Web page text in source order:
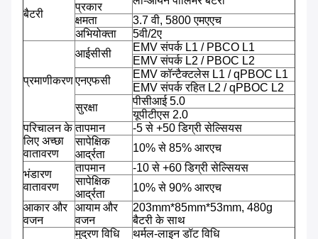
बैटरी
प्रकार
क्षमता
3.7 वी, 5800 एमएएच
अभियोक्ता
5वी/2ए
प्रमाणीकरण
आईसीसी
EMV संपर्क L1 / PBCO L1
EMV संपर्क L2 / PBOC L2
एनएफसी
EMV कॉन्टैक्टलेस L1 / qPBOC L1
EMV संपर्क रहित L2 / qPBOC L2
सुरक्षा
पीसीआई 5.0
यूपीटीएस 2.0
परिचालन के
लिए अच्छा
वातावरण
तापमान
-5 से +50 डिग्री सेल्सियस
सापेक्षिक
आर्द्रता
10% से 85% आरएच
भंडारण
वातावरण
तापमान
-10 से +60 डिग्री सेल्सियस
सापेक्षिक
आर्द्रता
10% से 90% आरएच
आकार और
वजन
आयाम और
वजन
203mm*85mm*53mm, 480g
बैटरी के साथ
मुद्रण विधि
थर्मल-लाइन डॉट विधि